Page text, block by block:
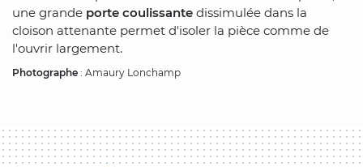
une grande porte coulissante dissimulée dans la
cloison attenante permet d'isoler la pièce comme de
l'ouvrir largement.
Photographe : Amaury Lonchamp